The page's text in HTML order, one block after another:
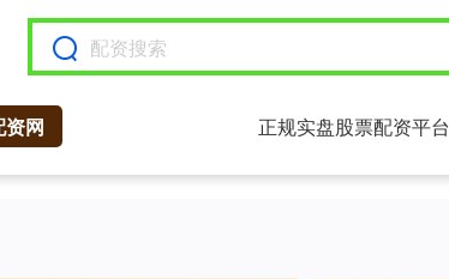
资网 正规实盘股票配资平台